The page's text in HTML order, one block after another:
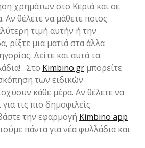
χρημάτων στο Κεριά και σε
Αν θέλετε να μάθετε ποιος
τιμή αυτήν ή την
ρίξτε μια ματιά στα άλλα
Δείτε και αυτά τα
. Στο Kimbino.gr μπορείτε
των ειδικών
κάθε μέρα. Αν θέλετε να
τις πιο δημοφιλείς
την εφαρμογή Kimbino app
πάντα για νέα φυλλάδια και